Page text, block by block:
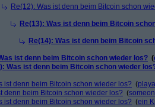
Re(12): Was ist denn beim Bitcoin schon
Re(13): Was ist denn beim Bitcoin
Re(14): Was ist denn beim Bitcoin
ist denn beim Bitcoin schon wieder los? (
Was ist denn beim Bitcoin schon wieder
ist denn beim Bitcoin schon wieder los? (
denn beim Bitcoin schon wieder los? (
ist denn beim Bitcoin schon wieder los? (ein